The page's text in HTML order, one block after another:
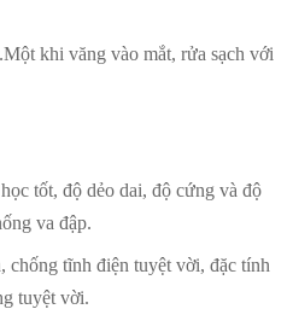
khi văng vào mắt, rửa sạch với
tốt, độ dẻo dai, độ cứng và độ
va đập.
chống tĩnh điện tuyệt vời, đặc tính
tuyệt vời.